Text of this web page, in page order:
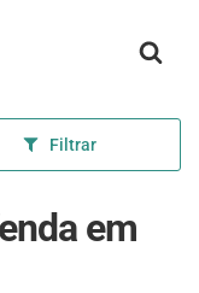
Filtrar
em